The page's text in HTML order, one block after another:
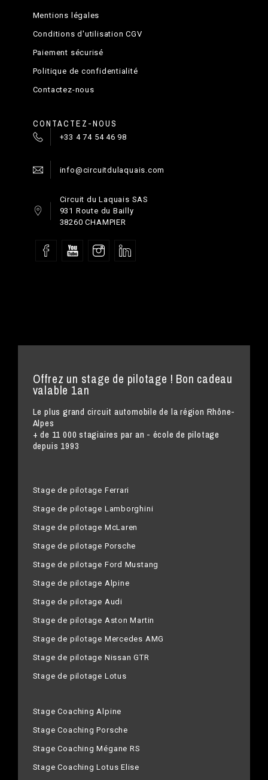
Mentions légales
Conditions d'utilisation CGV
Paiement sécurisé
Politique de confidentialité
Contactez-nous
CONTACTEZ-NOUS
+33 4 74 54 46 98
info@circuitdulaquais.com
Circuit du Laquais SAS
931 Route du Bailly
38260 CHAMPIER
Offrez un stage de pilotage ! Bon cadeau
valable 1an
Le plus grand circuit automobile de la région Rhône-
Alpes
+ de 11 000 stagiaires par an - école de pilotage
depuis 1993
Stage de pilotage Ferrari
Stage de pilotage Lamborghini
Stage de pilotage McLaren
Stage de pilotage Porsche
Stage de pilotage Ford Mustang
Stage de pilotage Alpine
Stage de pilotage Audi
Stage de pilotage Aston Martin
Stage de pilotage Mercedes AMG
Stage de pilotage Nissan GTR
Stage de pilotage Lotus
Stage Coaching Alpine
Stage Coaching Porsche
Stage Coaching Mégane RS
Stage Coaching Lotus Elise